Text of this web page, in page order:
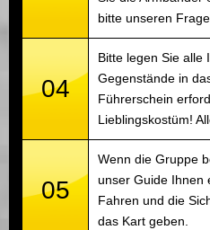
bitte unseren
04
Bitte legen Sie alle
Gegenstände in
Führerschein
Lieblingskostüm!
05
Wenn die Gruppe
unser Guide Ihnen
Fahren und die
das Kart geben.